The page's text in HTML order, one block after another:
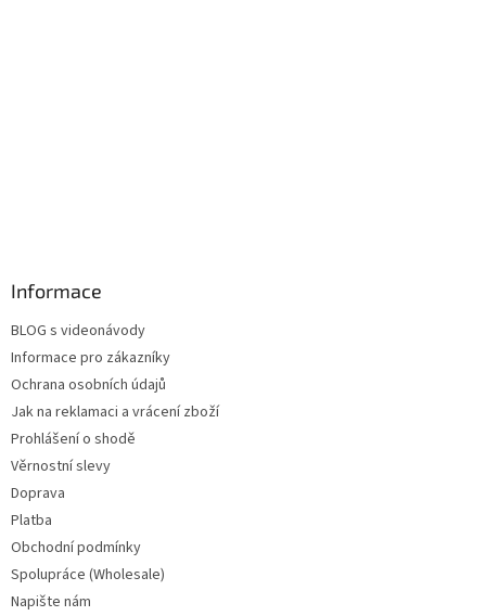
Informace
BLOG s videonávody
Informace pro zákazníky
Ochrana osobních údajů
Jak na reklamaci a vrácení zboží
Prohlášení o shodě
Věrnostní slevy
Doprava
Platba
Obchodní podmínky
Spolupráce (Wholesale)
Napište nám